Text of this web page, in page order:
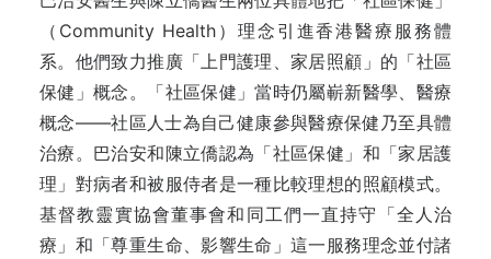
（Community Health）理念引進香港醫療服務體
系。他們致力推廣「上門護理、家居照顧」的「社區
保健」概念。「社區保健」當時仍屬嶄新醫學、醫療
概念——社區人士為自己健康參與醫療保健乃至具體
治療。巴治安和陳立僑認為「社區保健」和「家居護
理」對病者和被服侍者是一種比較理想的照顧模式。
基督教靈實協會董事會和同工們一直持守「全人治
療」和「尊重生命、影響生命」這一服務理念並付諸